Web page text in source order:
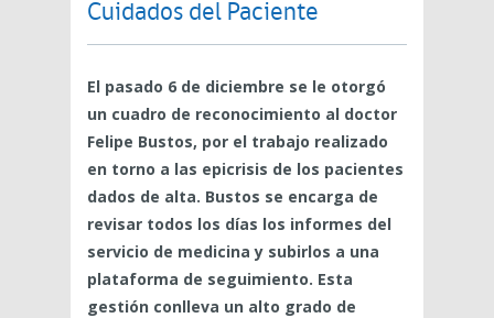
Cuidados del Paciente
El pasado 6 de diciembre se le otorgó
un cuadro de reconocimiento al doctor
Felipe Bustos, por el trabajo realizado
en torno a las epicrisis de los pacientes
dados de alta. Bustos se encarga de
revisar todos los días los informes del
servicio de medicina y subirlos a una
plataforma de seguimiento. Esta
gestión conlleva un alto grado de